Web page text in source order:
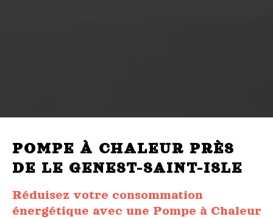
POMPE À CHALEUR PRÈS
DE LE GENEST-SAINT-ISLE
Réduisez votre consommation
énergétique avec une Pompe à Chaleur